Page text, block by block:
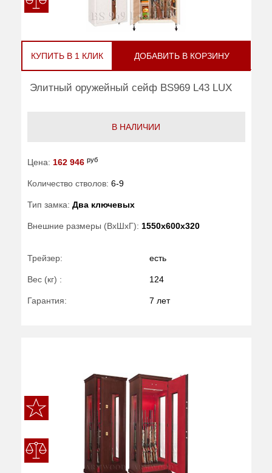
КУПИТЬ В 1 КЛИК ДОБАВИТЬ В КОРЗИНУ
Элитный оружейный сейф BS969 L43 LUX
В НАЛИЧИИ
Цена: 162 946 руб
Количество стволов: 6-9
Тип замка: Два ключевых
Внешние размеры (ВхШхГ): 1550x600x320
Трейзер: есть
Вес (кг) : 124
Гарантия: 7 лет